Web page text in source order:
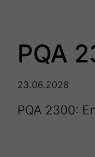
PQA
23.06.2026
PQA 2300: